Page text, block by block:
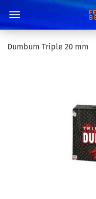
Dumbum Triple 20 mm